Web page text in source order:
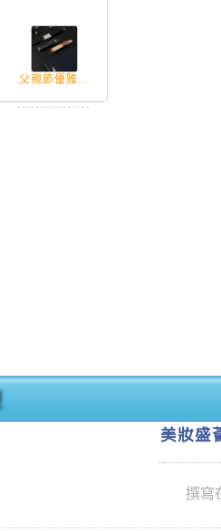
父親節優雅...
美妝盛
撰寫